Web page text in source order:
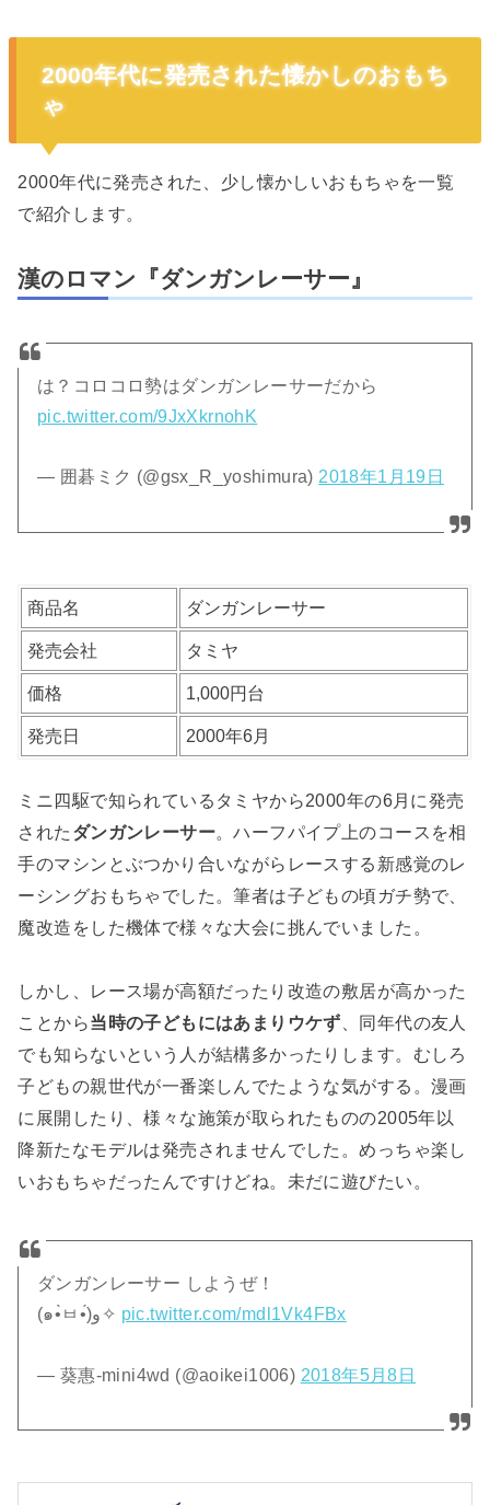
2000年代に発売された懐かしのおもち
ゃ
2000年代に発売された、少し懐かしいおもちゃを一覧
で紹介します。
漢のロマン『ダンガンレーサー』
は？コロコロ勢はダンガンレーサーだから
pic.twitter.com/9JxXkrnohK
— 囲碁ミク (@gsx_R_yoshimura) 2018年1月19日
商品名 ダンガンレーサー
発売会社 タミヤ
価格 1,000円台
発売日 2000年6月
ミニ四駆で知られているタミヤから2000年の6月に発売
された ダンガンレーサー。ハーフパイプ上のコースを相
手のマシンとぶつかり合いながらレースする新感覚のレ
ーシングおもちゃでした。筆者は子どもの頃ガチ勢で、
魔改造をした機体で様々な大会に挑んでいました。
しかし、レース場が高額だったり改造の敷居が高かった
ことから当時の子どもにはあまりウケず 、同年代の友人
でも知らないという人が結構多かったりします。むしろ
子どもの親世代が一番楽しんでたような気がする。漫画
に展開したり、様々な施策が取られたものの2005年以
降新たなモデルは発売されませんでした。めっちゃ楽し
いおもちゃだったんですけどね。未だに遊びたい。
ダンガンレーサー しようぜ！
(๑•̀ㅂ•́)و✧ pic.twitter.com/mdl1Vk4FBx
— 葵惠-mini4wd (@aoikei1006) 2018年5月8日